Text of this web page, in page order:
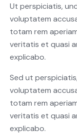
Ut perspiciatis,
voluptatem
totam rem
veritatis et quasi
explicabo.
Sed ut
voluptatem
totam rem
veritatis et quasi
explicabo.